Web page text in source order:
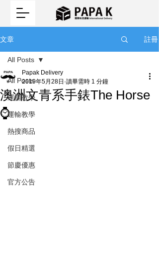
文章 註冊
All Posts
運輸教學
運輸教學
熱搜商品
假日精選
節慶優惠
官方公告
All Posts
澳洲文青系手錶The Horse
⌚
Papak Delivery
2019年5月28日 讀畢需時 1 分鐘